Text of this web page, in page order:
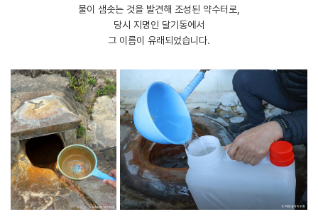
물이 샘솟는 것을 발견해 조성된 약수터로,
당시 지명인 달기동에서
그 이름이 유래되었습니다.